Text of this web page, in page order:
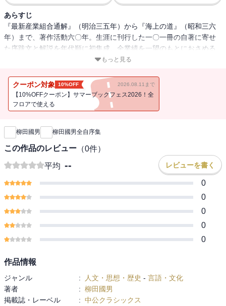
あらすじ
『最新産業組合通解』（明治三五年）から『海上の道』（昭和三六
年）まで、著作活動六〇年。生涯に刊行した一〇一冊の自著に寄せ
た序跋文と解説を年代順に初集成。全業績を一望のもとにおさめる
もっと見る
クーポン対象 10%OFF 2026.08.11まで
【10%OFFクーポン】サマーブックフェス2026！全
フロアで使える
新刊通知
柳田國男 柳田國男全自序集
この作品のレビュー （0件）
平均 -- レビューを書く
0
0
0
0
0
作品情報
ジャンル : 人文・思想・歴史 - 言語・文化
著者
: 柳田國男
掲載誌・レーベル
: 中公クラシックス